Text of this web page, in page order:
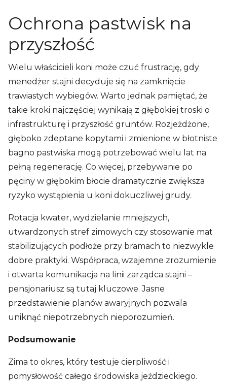
Ochrona pastwisk na
przyszłość
Wielu właścicieli koni może czuć frustrację, gdy
menedżer stajni decyduje się na zamknięcie
trawiastych wybiegów. Warto jednak pamiętać, że
takie kroki najczęściej wynikają z głębokiej troski o
infrastrukturę i przyszłość gruntów. Rozjeżdżone,
głęboko zdeptane kopytami i zmienione w błotniste
bagno pastwiska mogą potrzebować wielu lat na
pełną regenerację. Co więcej, przebywanie po
pęciny w głębokim błocie dramatycznie zwiększa
ryzyko wystąpienia u koni dokuczliwej grudy.
Rotacja kwater, wydzielanie mniejszych,
utwardzonych stref zimowych czy stosowanie mat
stabilizujących podłoże przy bramach to niezwykle
dobre praktyki. Współpraca, wzajemne zrozumienie
i otwarta komunikacja na linii zarządca stajni –
pensjonariusz są tutaj kluczowe. Jasne
przedstawienie planów awaryjnych pozwala
uniknąć niepotrzebnych nieporozumień.
Podsumowanie
Zima to okres, który testuje cierpliwość i
pomysłowość całego środowiska jeździeckiego.